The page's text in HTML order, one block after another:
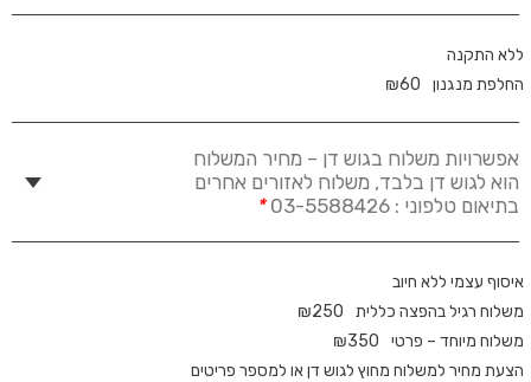
ללא התקנה
החלפת מנגנון
₪60
אפשרויות משלוח בגוש דן – מחיר המשלוח
הוא לגוש דן בלבד, משלוח לאזורים אחרים
בתיאום טלפוני : 03-5588426
*
איסוף עצמי ללא חיוב
משלוח רגיל בהפצה כללית
₪250
משלוח מיוחד – פרטי
₪350
הצעת מחיר למשלוח מחוץ לגוש דן או למספר פריטים